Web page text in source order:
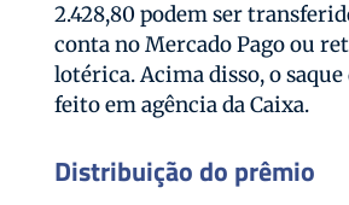
2.428,80 podem ser
conta no Mercado Pago ou
lotérica. Acima disso, o saque
feito em agência da Caixa.
Distribuição do prêmio